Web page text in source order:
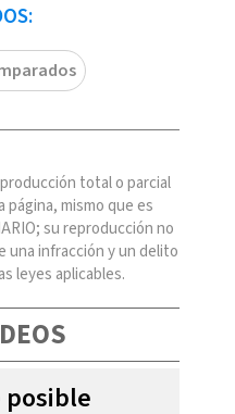
total o parcial
mismo que es
su reproducción no
una infracción y un delito
leyes aplicables.